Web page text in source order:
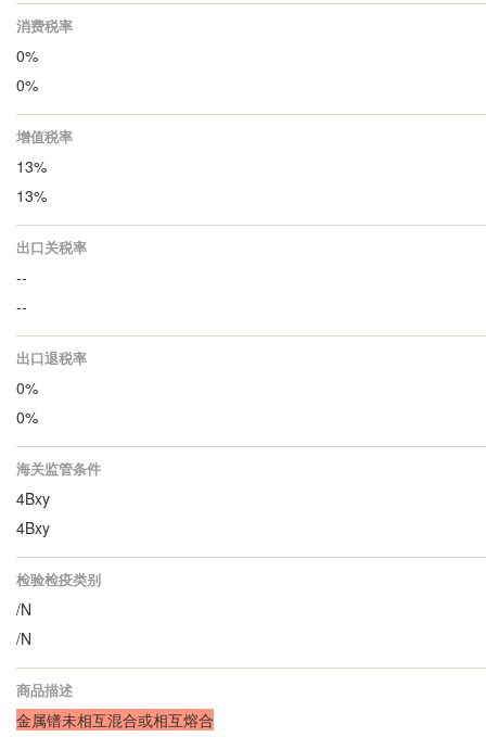
消费税率
0%
0%
增值税率
13%
13%
出口关税率
--
--
出口退税率
0%
0%
海关监管条件
4Bxy
4Bxy
检验检疫类别
/N
/N
商品描述
金属镨未相互混合或相互熔合